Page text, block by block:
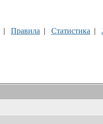
| Правила | Статистика |